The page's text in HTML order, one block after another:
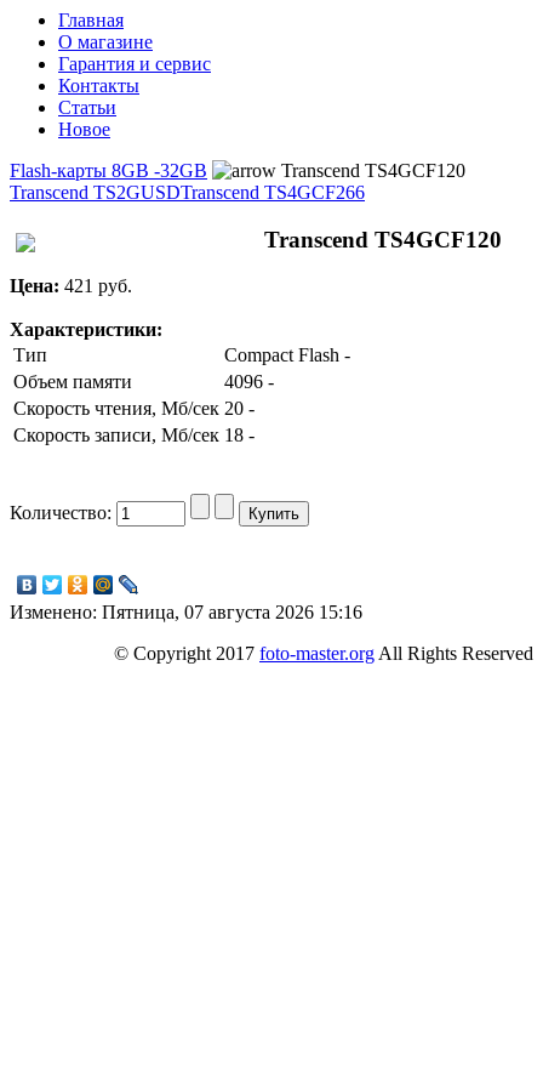
Главная
О магазине
Гарантия и сервис
Контакты
Статьи
Новое
Flash-карты 8GB -32GB
Transcend TS4GCF120
Transcend TS2GUSDTranscend TS4GCF266
Transcend TS4GCF120
Цена: 421 pуб.
Характеристики:
Тип
Compact Flash -
Объем памяти
4096 -
Скорость чтения, Мб/сек 20 -
Скорость записи, Мб/сек 18 -
Количество:
Изменено: Пятница, 07 августа 2026 15:16
© Copyright 2017 foto-master.orgAll Rights Reserved